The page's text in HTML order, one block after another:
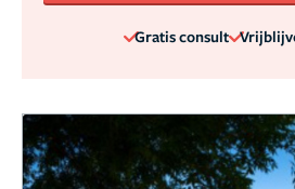
Gratis consult